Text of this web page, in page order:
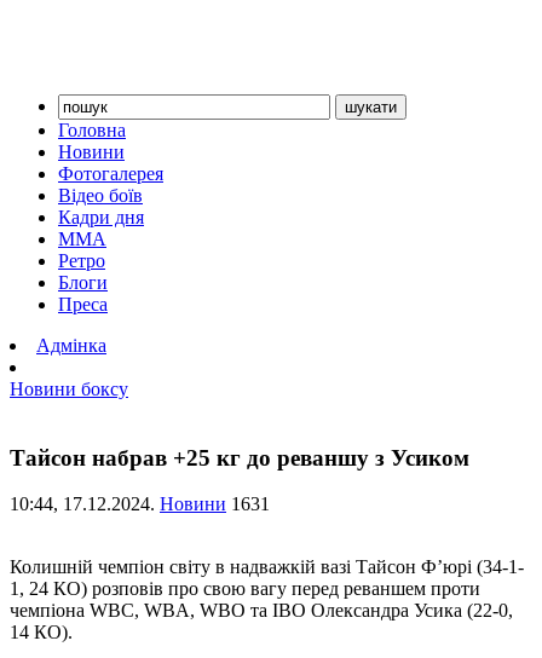
Головна
Новини
Фотогалерея
Відео боїв
Кадри дня
ММА
Ретро
Блоги
Преса
Адмінка
Новини боксу
Тайсон набрав +25 кг до реваншу з Усиком
10:44, 17.12.2024. Новини 1631
Колишній чемпіон світу в надважкій вазі Тайсон Ф’юрі (34-1-
1, 24 КО) розповів про свою вагу перед реваншем проти
чемпіона WBC, WBA, WBO та IBO Олександра Усика (22-0,
14 КО).